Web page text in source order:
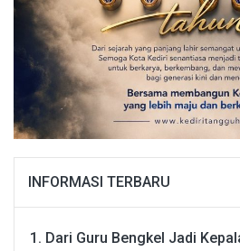
INFORMASI TERBARU
Dari Guru Bengkel Jadi